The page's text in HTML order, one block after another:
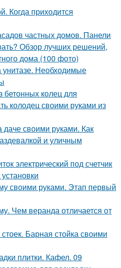
Когда приходится
частных домов. Панели
Обзор лучших решений,
дома (100 фото)
унитазе. Необходимые
бетонных колец для
колодец своими руками из
своими руками. Как
и уличным
электрический под счетчик
своими руками. Этап первый
Чем веранда отличается от
Барная стойка своими
плитки. Кафел. 09